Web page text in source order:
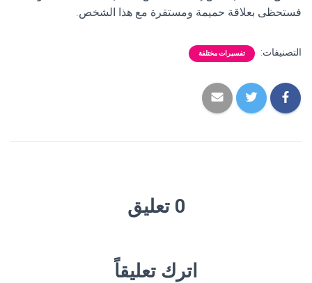
فستحظى بعلاقة حميمة ومستقرة مع هذا الشخص.
التصنيفات: تفسيرات مختلفة
0 تعليق
اترك تعليقاً